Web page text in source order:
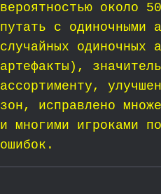
вероятностью около
путать с одиночными
случайных одиночных
артефакты),
ассортименту,
зон, исправлено
и многими игроками
ошибок.